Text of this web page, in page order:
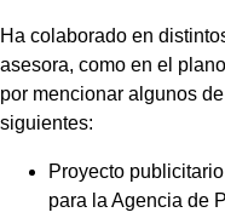
Ha colaborado en
asesora, como en el
por mencionar algunos
siguientes:
Proyecto
para la Agencia de